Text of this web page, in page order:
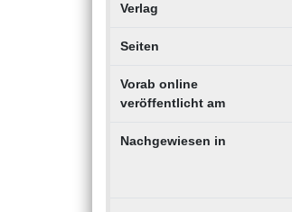
Verlag
Seiten
Vorab online
veröffentlicht am
Nachgewiesen in